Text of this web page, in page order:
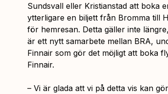
Sundsvall eller Kristianstad att boka
ytterligare en biljett från Bromma till
för hemresan. Detta gäller inte
är ett nytt samarbete mellan BRA,
Finnair som gör det möjligt att boka
Finnair.
– Vi är glada att vi på detta vis kan